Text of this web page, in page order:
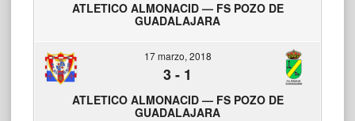
ATLETICO ALMONACID — FS POZO DE
GUADALAJARA
17 marzo, 2018
3- 1
ATLETICO ALMONACID — FS POZO DE
GUADALAJARA